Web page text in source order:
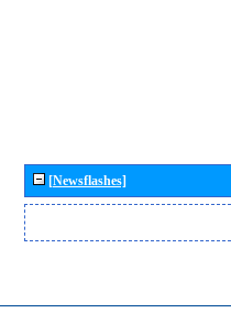
[Newsflashes]